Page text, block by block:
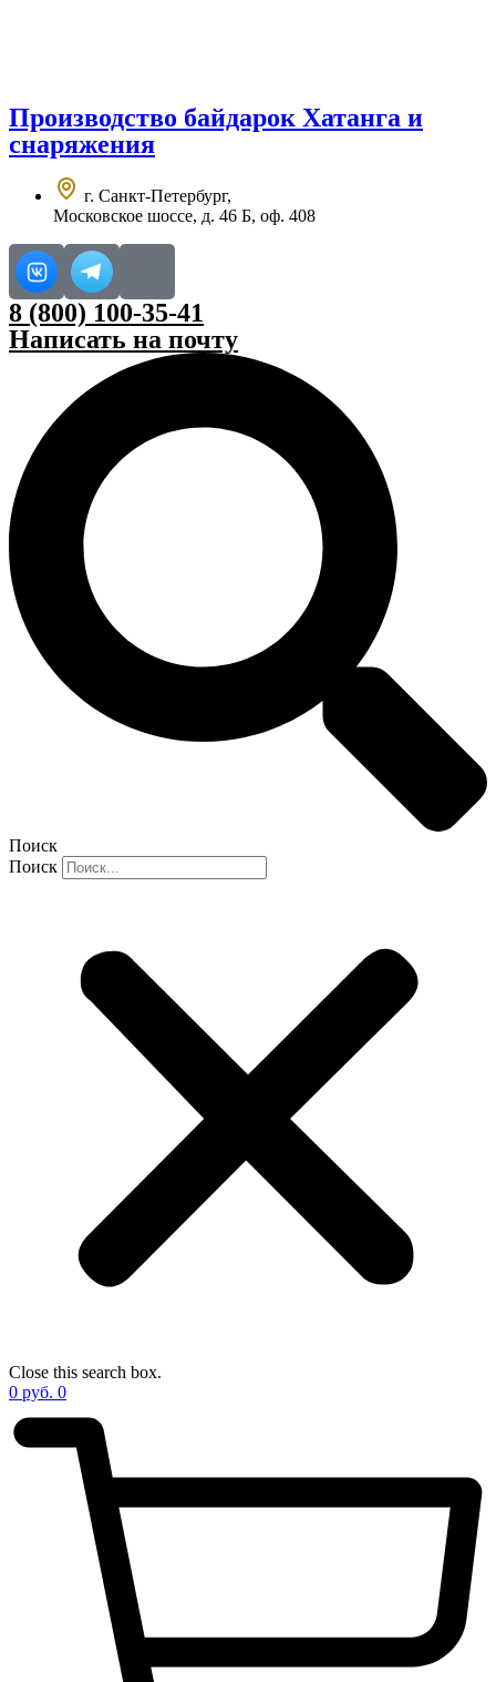
Производство байдарок Хатанга и
снаряжения
г. Санкт-Петербург,
Московское шоссе, д. 46 Б, оф. 408
8 (800) 100-35-41
Написать на почту
Поиск
Поиск
Close this search box.
0 руб. 0